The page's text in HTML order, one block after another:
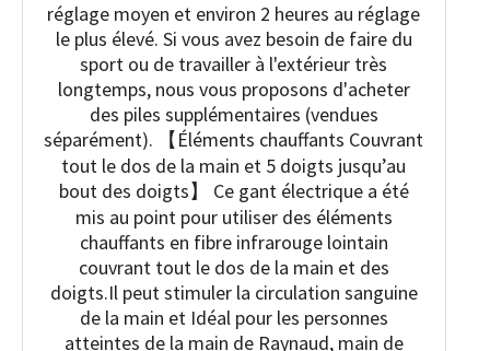
réglage moyen et environ 2 heures au réglage
le plus élevé. Si vous avez besoin de faire du
sport ou de travailler à l'extérieur très
longtemps, nous vous proposons d'acheter
des piles supplémentaires (vendues
séparément). 【Éléments chauffants Couvrant
tout le dos de la main et 5 doigts jusqu’au
bout des doigts】 Ce gant électrique a été
mis au point pour utiliser des éléments
chauffants en fibre infrarouge lointain
couvrant tout le dos de la main et des
doigts.Il peut stimuler la circulation sanguine
de la main et Idéal pour les personnes
atteintes de la main de Raynaud, main de